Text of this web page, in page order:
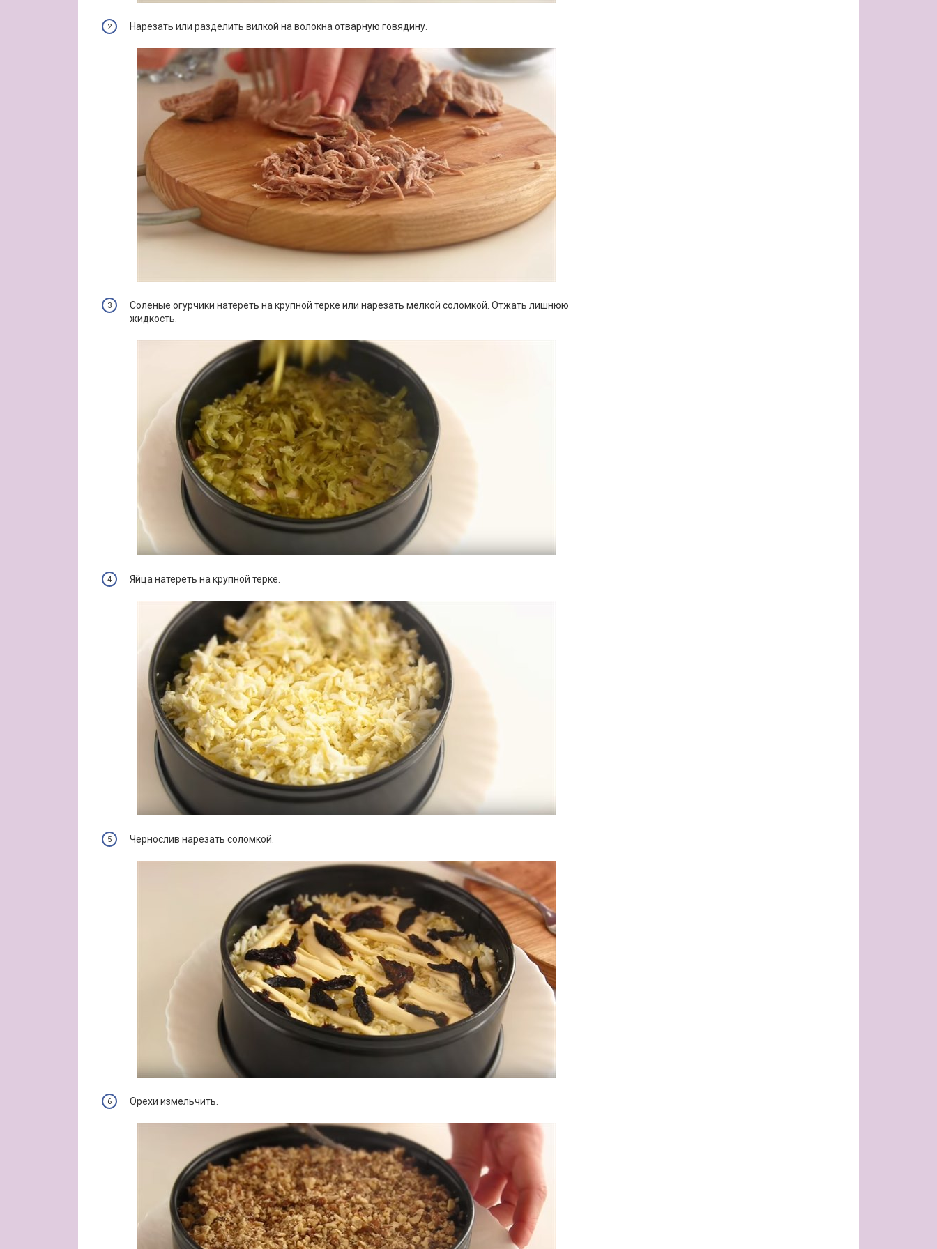
Нарезать или разделить вилкой на волокна отварную говядину.
Соленые огурчики натереть на крупной терке или нарезать мелкой соломкой. Отжать лишнюю
жидкость.
Яйца натереть на крупной терке.
Чернослив нарезать соломкой.
Орехи измельчить.